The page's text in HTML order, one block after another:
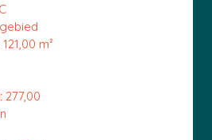
121,00 m²
277,00